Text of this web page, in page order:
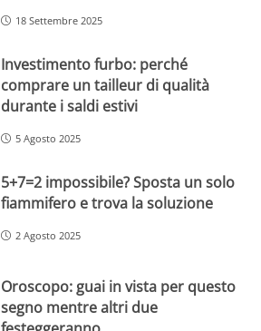
18 Settembre 2025
Investimento furbo: perché
comprare un tailleur di qualità
durante i saldi estivi
5 Agosto 2025
5+7=2 impossibile? Sposta un solo
fiammifero e trova la soluzione
2 Agosto 2025
Oroscopo: guai in vista per questo
segno mentre altri due